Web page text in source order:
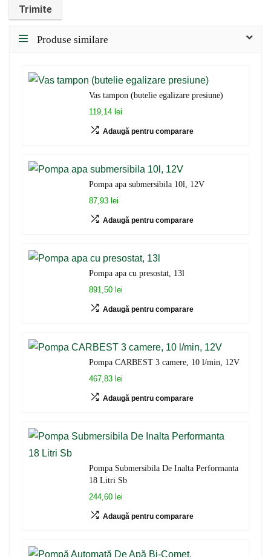
Produse similare
Vas tampon (butelie egalizare presiune)
119,14 lei
Adaugă pentru comparare
Pompa apa submersibila 10l, 12V
87,93 lei
Adaugă pentru comparare
Pompa apa cu presostat, 13l
891,50 lei
Adaugă pentru comparare
Pompa CARBEST 3 camere, 10 l/min, 12V
467,83 lei
Adaugă pentru comparare
Pompa Submersibila De Inalta Performanta
18 Litri Sb
244,60 lei
Adaugă pentru comparare